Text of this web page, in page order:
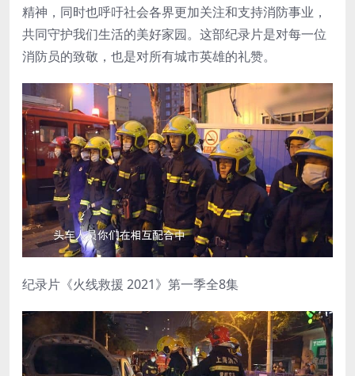
精神，同时也呼吁社会各界更加关注和支持消防事业，
共同守护我们生活的美好家园。这部纪录片是对每一位
消防员的致敬，也是对所有城市英雄的礼赞。
纪录片《火线救援 2021》第一季全8集